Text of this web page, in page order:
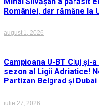
României, dar rămâne la
august 1, 2026
Campioana U-BT Cluj și-
sezon al Ligii Adriatice!
Partizan Belgrad și
iulie 27, 2026